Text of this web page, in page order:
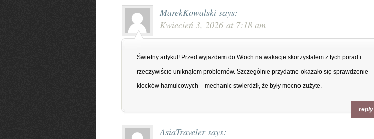
MarekKowalski says:
Kwiecień 3, 2026 at 7:18 am
Świetny artykuł! Przed wyjazdem do Włoch na wakacje skorzystałem z tych porad i
rzeczywiście uniknąłem problemów. Szczególnie przydatne okazało się sprawdzenie
klocków hamulcowych – mechanic stwierdził, że były mocno zużyte.
reply
AsiaTraveler says: